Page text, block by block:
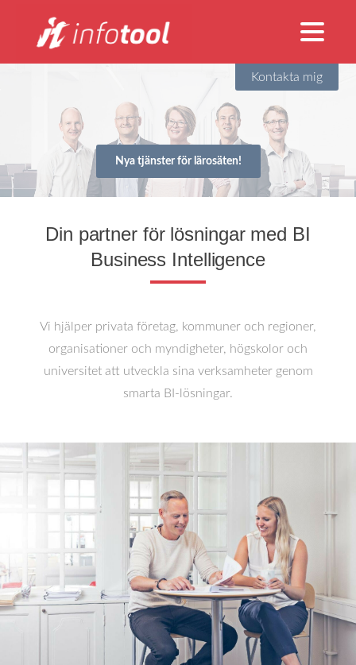
Kontakta mig
Nya tjänster för lärosäten!
Din partner för lösningar med BI
Business Intelligence
Vi hjälper privata företag, kommuner och regioner,
organisationer och myndigheter, högskolor och
universitet att utveckla sina verksamheter genom
smarta BI-lösningar.